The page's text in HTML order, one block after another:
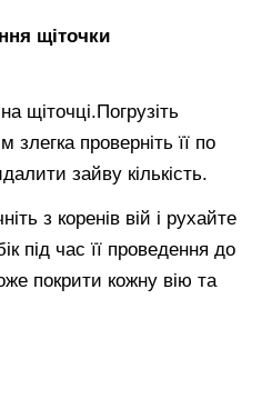
щіточки
щіточці.Погрузіть
злегка проверніть її по
зайву кількість.
з коренів вій і рухайте
під час її проведення до
покрити кожну вію та